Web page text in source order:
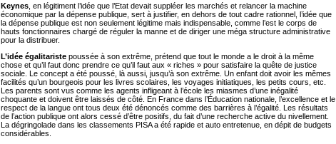
Keynes , en légitiment l’idée que l’Etat devait suppléer les marchés et relancer la machine
économique par la dépense publique, sert à justifier, en dehors de tout cadre rationnel, l’idée que
la dépense publique est non seulement légitime mais indispensable, comme l’est le corps de
hauts fonctionnaires chargé de réguler la manne et de diriger une méga structure administrative
pour la distribuer.
L’idée égalitariste poussée à son extrême, prétend que tout le monde a le droit à la même
chose et qu’il faut donc prendre ce qu’il faut aux « riches » pour satisfaire la quête de justice
sociale. Le concept a été poussé, là aussi, jusqu’à son extrême. Un enfant doit avoir les mêmes
facilités qu’un bourgeois pour les livres scolaires, les voyages initiatiques, les petits cours, etc.
Les parents sont vus comme les agents infligeant à l’école les miasmes d’une inégalité
choquante et doivent être laissés de côté. En France dans l’Éducation nationale, l’excellence et le
respect de la langue ont tous deux été dénoncés comme des barrières à l’égalité. Les résultats
de l’action publique ont alors cessé d’être positifs, du fait d’une recherche active du nivellement.
La dégringolade dans les classements PISA a été rapide et auto entretenue, en dépit de budgets
considérables.